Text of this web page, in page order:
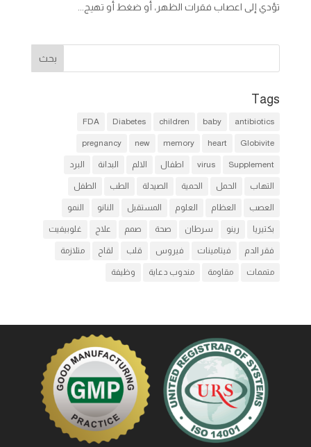
تؤدي إلى اعصاب فقرات الظهر، أو ضغط أو تهيج...
Tags
antibiotics
baby
children
Diabetes
FDA
Globivite
heart
memory
new
pregnancy
Supplement
virus اطفال الالم البدانة البرد
التهاب الحمل الحمية الصيدلة الطب الطفل
العصب العظام العلوم المستقبل النانو النمو
بكتيريا رينو سرطان صحة صمم علاج غلوبيفيت
فقر الدم فيتامينات فيروس قلب لقاح متلازمة
متممات مقاومة مندوب دعاية وظيفة